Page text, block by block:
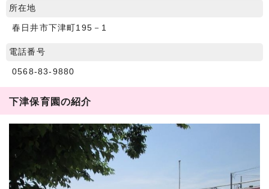
所在地
春日井市下津町195－1
電話番号
0568-83-9880
下津保育園の紹介